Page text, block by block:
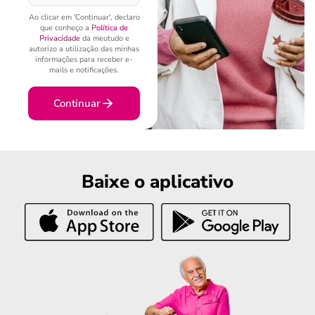
Ao clicar em 'Continuar', declaro
que conheço a Política de
Privacidadeda meutudo e
autorizo a utilização das minhas
informações para receber e-
mails e notificações.
Continuar
Baixe o aplicativo